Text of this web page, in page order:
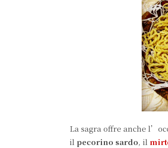
La sagra offre anche
il pecorino sardo, il